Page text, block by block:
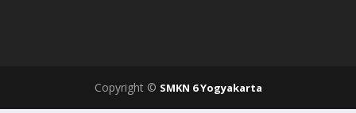
Copyright © SMKN 6 Yogyakarta